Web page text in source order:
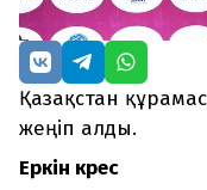
Қазақстан
жеңіп алды.
Еркін күрес